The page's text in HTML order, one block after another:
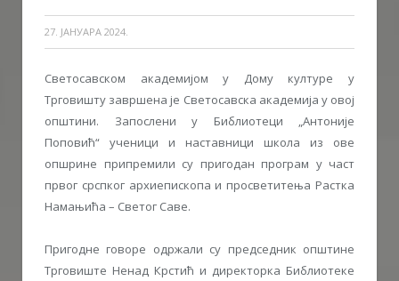
27. ЈАНУАРА 2024.
Светосавском академијом у Дому културе у
Трговишту завршена је Светосавска академија у овој
општини. Запослени у Библиотеци „Антоније
Поповић“ ученици и наставници школа из ове
опшрине припремили су пригодан програм у част
првог срспког архиепископа и просветитења Растка
Намањића – Светог Саве.
Пригодне говоре одржали су председник општине
Трговиште Ненад Крстић и директорка Библиотеке